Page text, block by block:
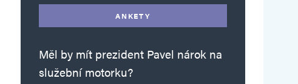
ANKETY
Měl by mít prezident Pavel nárok na
služební motorku?